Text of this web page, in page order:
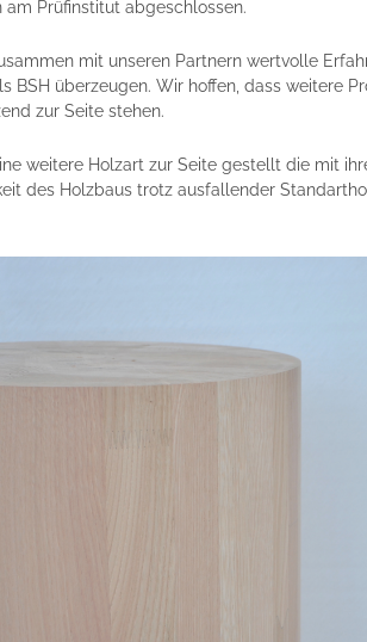
Prüfinstitut abgeschlossen.
mit unseren Partnern wertvolle
überzeugen. Wir hoffen, dass weitere
zur Seite stehen.
weitere Holzart zur Seite gestellt die mit
des Holzbaus trotz ausfallender